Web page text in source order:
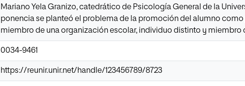
Mariano Yela Granizo, catedrático de Psicología General de la
ponencia se planteó el problema de la promoción del alumno
miembro de una organización escolar, individuo distinto y miembro
0034-9461
https://reunir.unir.net/handle/123456789/8723